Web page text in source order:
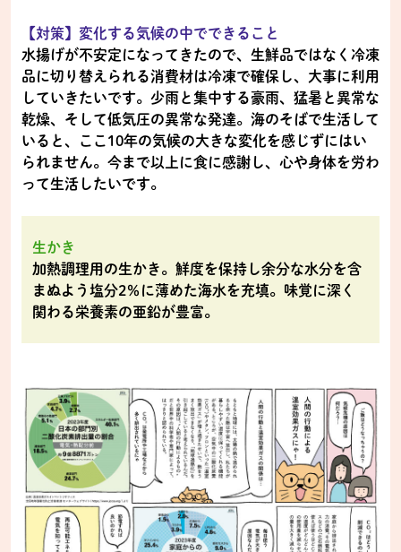
【対策】変化する気候の中でできること
水揚げが不安定になってきたので、生鮮品ではなく冷凍
品に切り替えられる消費材は冷凍で確保し、大事に利用
していきたいです。少雨と集中する豪雨、猛暑と異常な
乾燥、そして低気圧の異常な発達。海のそばで生活して
いると、ここ10年の気候の大きな変化を感じずにはい
られません。今まで以上に食に感謝し、心や身体を労わ
って生活したいです。
生かき
加熱調理用の生かき。鮮度を保持し余分な水分を含
まぬよう塩分2％に薄めた海水を充填。味覚に深く
関わる栄養素の亜鉛が豊富。